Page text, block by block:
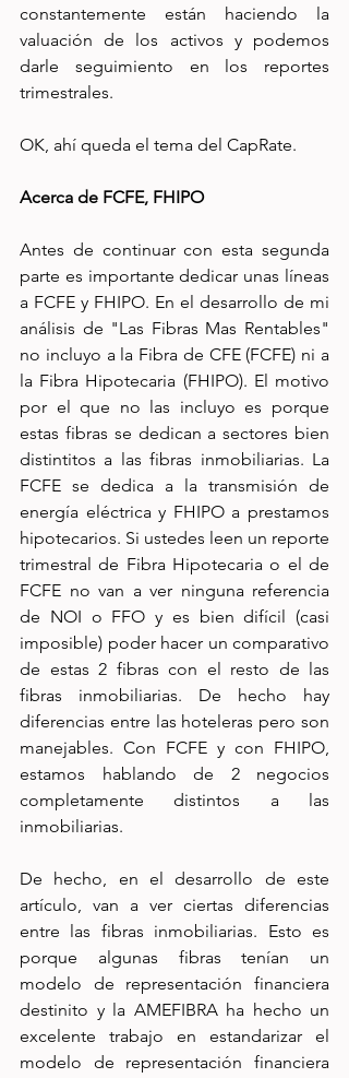
constantemente están haciendo la
valuación de los activos y podemos
darle seguimiento en los reportes
trimestrales.
OK, ahí queda el tema del CapRate.
Acerca de FCFE, FHIPO
Antes de continuar con esta segunda
parte es importante dedicar unas líneas
a FCFE y FHIPO. En el desarrollo de mi
análisis de "Las Fibras Mas Rentables"
no incluyo a la Fibra de CFE (FCFE) ni a
la Fibra Hipotecaria (FHIPO). El motivo
por el que no las incluyo es porque
estas fibras se dedican a sectores bien
distintitos a las fibras inmobiliarias. La
FCFE se dedica a la transmisión de
energía eléctrica y FHIPO a prestamos
hipotecarios. Si ustedes leen un reporte
trimestral de Fibra Hipotecaria o el de
FCFE no van a ver ninguna referencia
de NOI o FFO y es bien difícil (casi
imposible) poder hacer un comparativo
de estas 2 fibras con el resto de las
fibras inmobiliarias. De hecho hay
diferencias entre las hoteleras pero son
manejables. Con FCFE y con FHIPO,
estamos hablando de 2 negocios
completamente distintos a las
inmobiliarias.
De hecho, en el desarrollo de este
artículo, van a ver ciertas diferencias
entre las fibras inmobiliarias. Esto es
porque algunas fibras tenían un
modelo de representación financiera
destinito y la AMEFIBRA ha hecho un
excelente trabajo en estandarizar el
modelo de representación financiera